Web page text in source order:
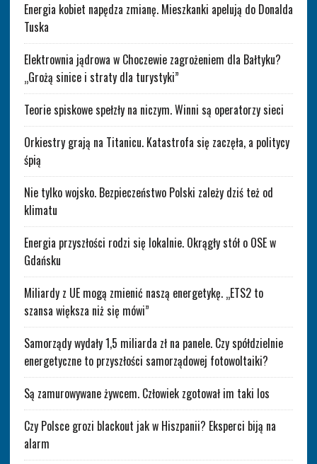
Energia kobiet napędza zmianę. Mieszkanki apelują do Donalda
Tuska
Elektrownia jądrowa w Choczewie zagrożeniem dla Bałtyku?
„Grożą sinice i straty dla turystyki”
Teorie spiskowe spełzły na niczym. Winni są operatorzy sieci
Orkiestry grają na Titanicu. Katastrofa się zaczęła, a politycy
śpią
Nie tylko wojsko. Bezpieczeństwo Polski zależy dziś też od
klimatu
Energia przyszłości rodzi się lokalnie. Okrągły stół o OSE w
Gdańsku
Miliardy z UE mogą zmienić naszą energetykę. „ETS2 to
szansa większa niż się mówi”
Samorządy wydały 1,5 miliarda zł na panele. Czy spółdzielnie
energetyczne to przyszłości samorządowej fotowoltaiki?
Są zamurowywane żywcem. Człowiek zgotował im taki los
Czy Polsce grozi blackout jak w Hiszpanii? Eksperci biją na
alarm